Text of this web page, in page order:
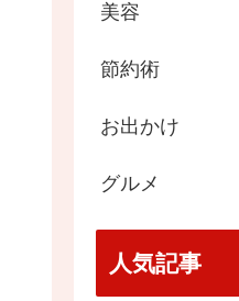
美容
節約術
お出かけ
グルメ
人気記事